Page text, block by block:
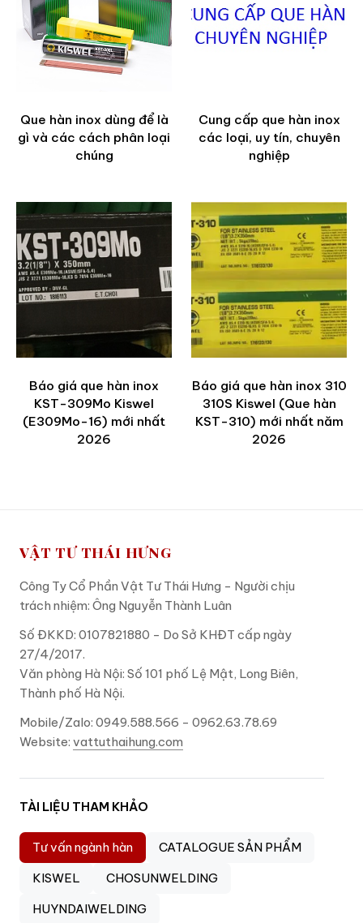
Que hàn inox dùng để là
gì và các cách phân loại
chúng
Cung cấp que hàn inox
các loại, uy tín, chuyên
nghiệp
Báo giá que hàn inox
KST-309Mo Kiswel
(E309Mo-16) mới nhất
2026
Báo giá que hàn inox 310
310S Kiswel (Que hàn
KST-310) mới nhất năm
2026
VẬT TƯ THÁI HƯNG
Công Ty Cổ Phần Vật Tư Thái Hưng - Người chịu
trách nhiệm: Ông Nguyễn Thành Luân
Số ĐKKD: 0107821880 - Do Sở KHĐT cấp ngày
27/4/2017.
Văn phòng Hà Nội: Số 101 phố Lệ Mật, Long Biên,
Thành phố Hà Nội.
Mobile/Zalo: 0949.588.566 - 0962.63.78.69
Website: vattuthaihung.com
TÀI LIỆU THAM KHẢO
Tư vấn ngành hàn
CATALOGUE SẢN PHẨM
KISWEL
CHOSUNWELDING
HUYNDAIWELDING